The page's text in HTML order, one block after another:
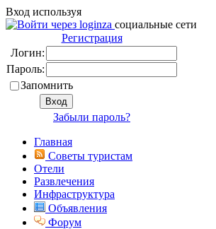
Вход используя
социальные сети
Регистрация
Логин:
Пароль:
Запомнить
Забыли пароль?
Главная
Советы туристам
Отели
Развлечения
Инфраструктура
Объявления
Форум